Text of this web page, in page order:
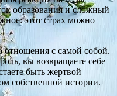
образования и сложный
этот страх можно
с самой собой.
вы возвращаете себе
быть жертвой
собственной истории.